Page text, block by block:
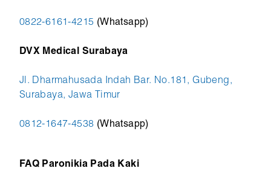
0822-6161-4215 (Whatsapp)
DVX Medical Surabaya
Jl. Dharmahusada Indah Bar. No.181, Gubeng,
Surabaya, Jawa Timur
0812-1647-4538 (Whatsapp)
FAQ Paronikia Pada Kaki